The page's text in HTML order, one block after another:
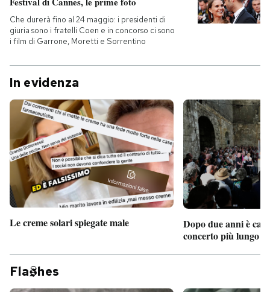
Che durerà fino al 24 maggio: i presidenti di
giuria sono i fratelli Coen e in concorso ci sono
i film di Garrone, Moretti e Sorrentino
In evidenza
Le creme solari spiegate male
Dopo due anni è
concerto più lungo
Fla hes